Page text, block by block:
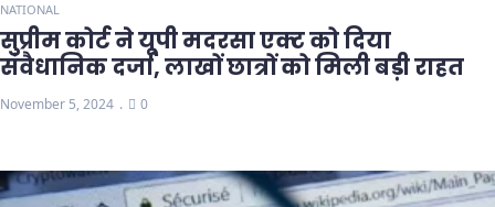
NATIONAL
सुप्रीम कोर्ट ने यूपी मदरसा एक्ट को दिया
संवैधानिक दर्जा, लाखों छात्रों को मिली बड़ी राहत
November 5, 2024 0